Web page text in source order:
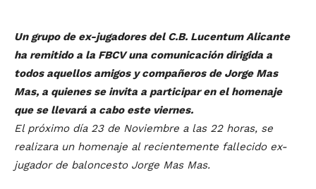
Un grupo de ex-jugadores del C.B. Lucentum Alicante
ha remitido a la FBCV una comunicación dirigida a
todos aquellos amigos y compañeros de Jorge Mas
Mas, a quienes se invita a participar en el homenaje
que se llevará a cabo este viernes.
El próximo día 23 de Noviembre a las 22 horas, se
realizara un homenaje al recientemente fallecido ex-
jugador de baloncesto Jorge Mas Mas.